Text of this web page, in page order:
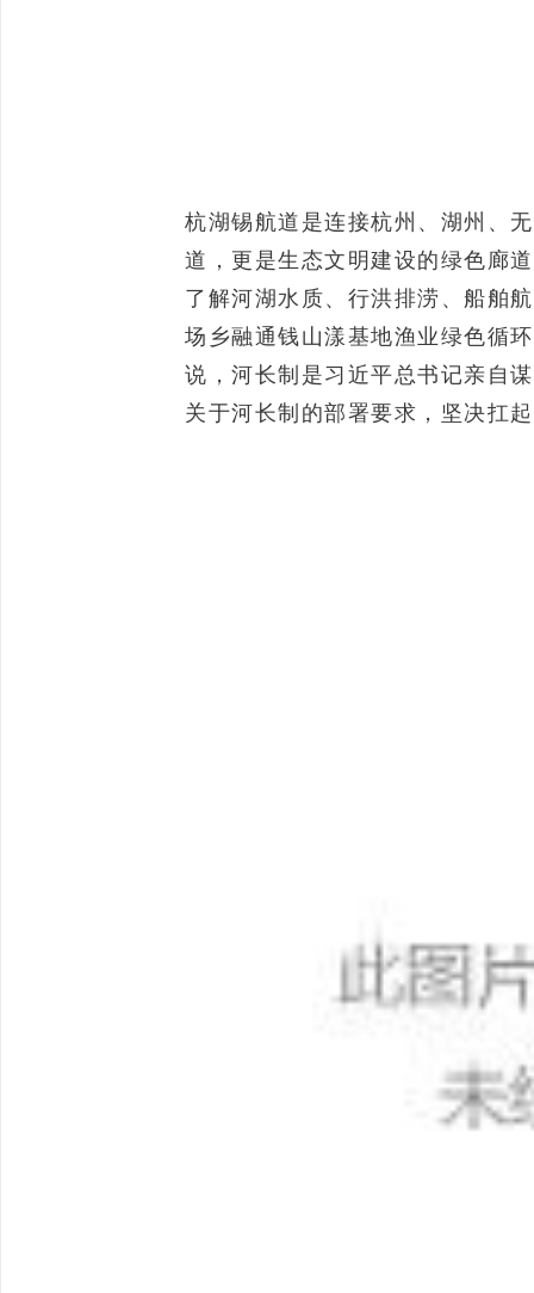
杭湖锡航道是连接杭州、湖州、
道，更是生态文明建设的绿色廊
了解河湖水质、行洪排涝、船舶
场乡融通钱山漾基地渔业绿色循
说，河长制是习近平总书记亲自
关于河长制的部署要求，坚决扛